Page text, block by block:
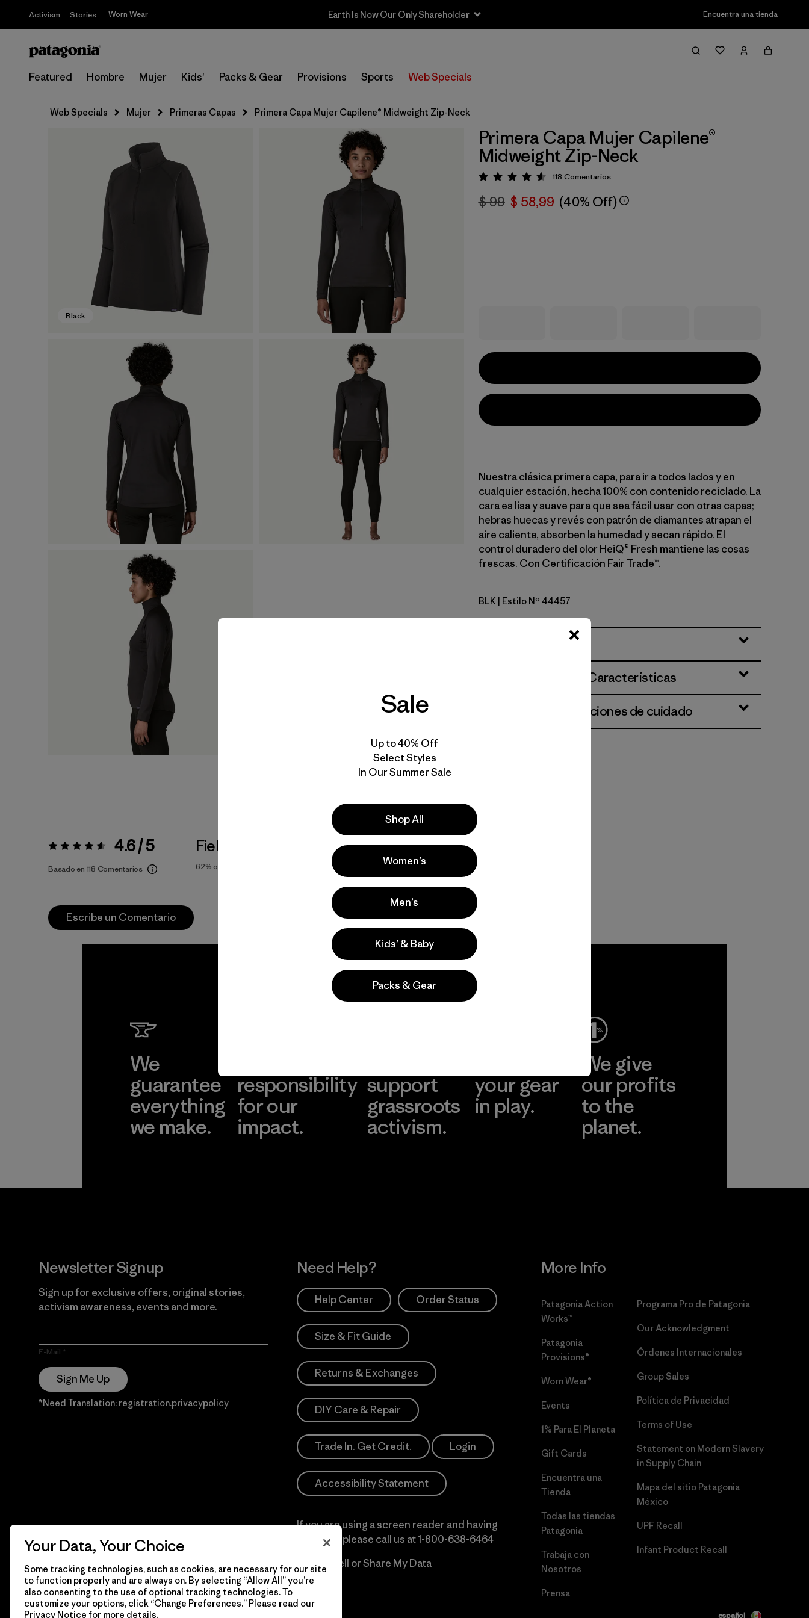
Activism Stories Worn Wear Earth Is Now Our Only Shareholder Encuentra una tienda
Featured Hombre Mujer Kids' Packs & Gear Provisions Sports Web Specials
Web Specials Mujer Primeras Capas Primera Capa Mujer Capilene® Midweight Zip-Neck
Black
Primera Capa Mujer Capilene®
Midweight Zip-Neck
Valoración: 4.6 / 5
118 Comentarios
$ 99 $ 58,99 (40% Off)
Nuestra clásica primera capa, para ir a todos lados y en
cualquier estación, hecha 100% con contenido reciclado. La
cara es lisa y suave para que sea fácil usar con otras capas;
hebras huecas y revés con patrón de diamantes atrapan el
aire caliente, absorben la humedad y secan rápido. El
control duradero del olor HeiQ® Fresh mantiene las cosas
frescas. Con Certificación Fair Trade™.
Black
BLK | Estilo Nº 44457
Especificaciones y Características
Materiales e instrucciones de cuidado
Valoración:4.6 / 5 4.6 / 5
Basado en 118 Comentarios
Fiel a la Talla
62% of reviewers
Actividades
Hiking, Casual Wear, Running
Escribe un Comentario
We
guarantee
everything
we make.
responsibility
for our
impact.
support
grassroots
activism.
your gear
in play.
We give
our profits
to the
planet.
Newsletter Signup
Sign up for exclusive offers, original stories,
activism awareness, events and more.
E-Mail
Sign Me Up
*Need Translation: registration.privacypolicy
Need Help?
Help Center Order Status
Size & Fit Guide
Returns & Exchanges
DIY Care & Repair
Trade In. Get Credit. Login
Accessibility Statement
If you are using a screen reader and having
difficulty please call us at1-800-638-6464
Do Not Sell or Share My Data
More Info
Patagonia Action
Works™
Patagonia
Provisions®
Worn Wear®
Events
1% Para El Planeta
Gift Cards
Encuentra una
Tienda
Todas las tiendas
Patagonia
Trabaja con
Nosotros
Prensa
Programa Pro de Patagonia
Our Acknowledgment
Órdenes Internacionales
Group Sales
Política de Privacidad
Terms of Use
Statement on Modern Slavery
in Supply Chain
Mapa del sitio Patagonia
México
UPF Recall
Infant Product Recall
© 2026 Patagonia, Inc. Todos los derechos reservados. español
Sale
Up to 40% Off
Select Styles
In Our Summer Sale
Shop All
Women’s
Men’s
Kids’ & Baby
Packs & Gear
Your Data, Your Choice
Some tracking technologies, such as cookies, are necessary for our site
to function properly and are always on. By selecting “Allow All” you’re
also consenting to the use of optional tracking technologies. To
customize your options, click “Change Preferences.” Please read our
Privacy Notice for more details.